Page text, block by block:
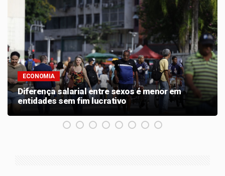
ECONOMIA
Diferença salarial entre sexos é menor em
entidades sem fim lucrativo